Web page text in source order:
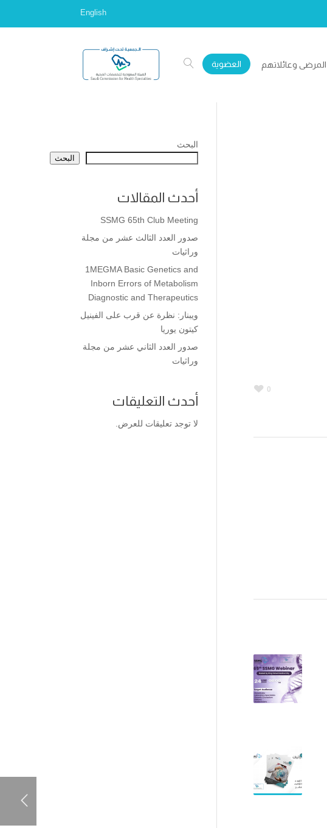
English
المرضى وعائلاتهم العضوية
0
البحث
البحث
أحدث المقالات
SSMG 65th Club Meeting
صدور العدد الثالث عشر من مجلة
وراثيات
1MEGMA Basic Genetics and
Inborn Errors of Metabolism
Diagnostic and Therapeutics
ويبنار: نظرة عن قرب على الفينيل
كيتون يوريا
صدور العدد الثاني عشر من مجلة
وراثيات
أحدث التعليقات
لا توجد تعليقات للعرض.